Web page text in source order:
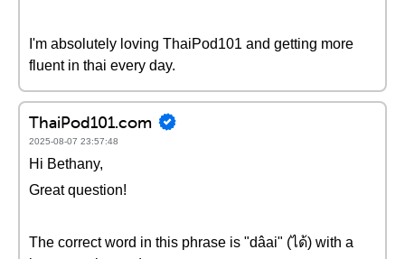
I'm absolutely loving ThaiPod101 and getting more
fluent in thai every day.
ThaiPod101.com
2025-08-07 23:57:48
Hi Bethany,
Great question!
The correct word in this phrase is "dâai" (ได้) with a